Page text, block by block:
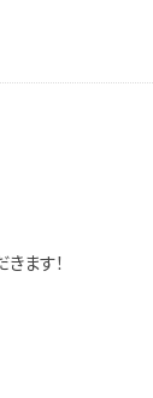
ます！